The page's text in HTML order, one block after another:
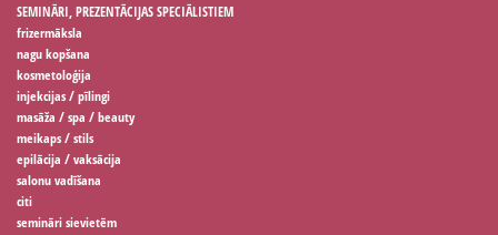
SEMINĀRI, PREZENTĀCIJAS SPECIĀLISTIEM
frizermāksla
nagu kopšana
kosmetoloģija
injekcijas / pīlingi
masāža / spa / beauty
meikaps / stils
epilācija / vaksācija
salonu vadīšana
citi
semināri sievietēm